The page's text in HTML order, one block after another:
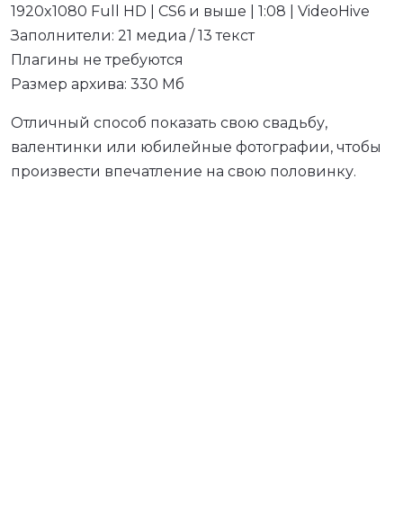
1920x1080 Full HD | CS6 и выше | 1:08 | VideoHive
Заполнители: 21 медиа / 13 текст
Плагины не требуются
Размер архива: 330 Мб
Отличный способ показать свою свадьбу,
валентинки или юбилейные фотографии, чтобы
произвести впечатление на свою половинку.